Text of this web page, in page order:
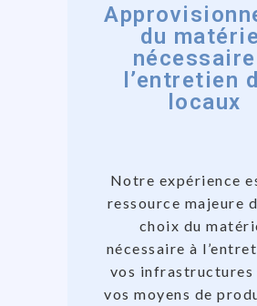
du matériel
l’entretien
locaux
Notre expérience
ressource majeure
choix du
nécessaire à
vos infrastructures
vos moyens de